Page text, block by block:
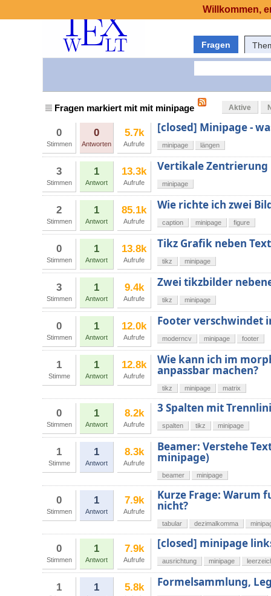
Fragen
Fragen markiert mit mit minipage Aktive
0
Stimmen
0
Antworten
5.7k
Aufrufe
[closed] Minipage -
minipage längen
3
Stimmen
1
Antwort
13.3k
Aufrufe
Vertikale Zentrierung
minipage
2
Stimmen
1
Antwort
85.1k
Aufrufe
Wie richte ich zwei
caption minipage figure
0
Stimmen
1
Antwort
13.8k
Aufrufe
Tikz Grafik neben Text
tikz minipage
3
Stimmen
1
Antwort
9.4k
Aufrufe
Zwei tikzbilder
tikz minipage
0
Stimmen
1
Antwort
12.0k
Aufrufe
Footer verschwindet
moderncv minipage footer
1
Stimme
1
Antwort
12.8k
Aufrufe
Wie kann ich im
anpassbar machen?
tikz minipage matrix
0
Stimmen
1
Antwort
8.2k
Aufrufe
3 Spalten mit
spalten tikz minipage
1
Stimme
1
Antwort
8.3k
Aufrufe
Beamer: Verstehe
minipage)
beamer minipage
0
Stimmen
1
Antwort
7.9k
Aufrufe
Kurze Frage:
nicht?
tabular dezimalkomma
0
Stimmen
1
Antwort
7.9k
Aufrufe
[closed] minipage
ausrichtung minipage
1 1 5.8k Formelsammlung,
Willkommen,